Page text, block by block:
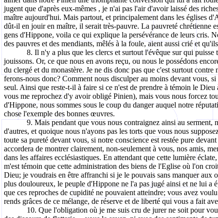
jugent que d'après eux-mêmes , je n'ai pas l'air d'avoir laissé des
maître aujourd'hui. Mais partout, et principalement dans les églises
dût-il en jouir en maître, il serait très-pauvre. La pauvreté chrétienne
gens d'Hippone, voila ce qui explique la persévérance de leurs cris.
des pauvres et des mendiants, mêlés à la foule, aient aussi crié et
8. Il n'y a plus que les clercs et surtout l'évêque sur qui
jouissons. Or, ce que nous en avons reçu, ou nous le possédons
du clergé et du monastère. Je ne dis donc pas que c'est surtout
ferons-nous donc? Comment nous disculper au moins devant vous,
seul. Ainsi que reste-t-il à faire si ce n'est de prendre à témoin le
vous me reprochez d'y avoir obligé Pinien), mais vous nous forcez
d'Hippone, nous sommes sous le coup du danger auquel notre
chose l'exemple des bonnes œuvres.
9. Mais pendant que vous nous contraignez ainsi au
d'autres, et quoique nous n'ayons pas les torts que vous nous
toute sa pureté devant vous, si notre conscience est restée pure
accordera de montrer clairement, non-seulement à vous, nos amis,
dans les affaires ecclésiastiques. En attendant que cette lumière
m'est témoin que cette administration des biens de l'Eglise où l'on
Dieu; je voudrais en être affranchi si je le pouvais sans manquer aux
plus douloureux, le peuple d'Hippone ne l'a pas jugé ainsi et ne lui a
que ces reproches de cupidité ne pouvaient atteindre; vous avez
rends grâces de ce mélange, de réserve et de liberté qui vous a fait
10. Que l'obligation où je me suis cru de jurer ne soit pour